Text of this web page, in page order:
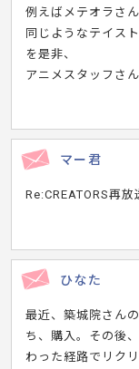
例えばメテオラさ
同じようなテイス
を是非、
アニメスタッフさ
マー君
Re:CREATORS再
ひなた
最近、築城院さん
ち、購入。その後
わった経路でリク